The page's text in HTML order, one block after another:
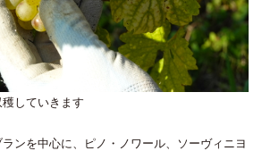
していきます
ンを中心に、ピノ・ノワール、ソーヴィニヨ